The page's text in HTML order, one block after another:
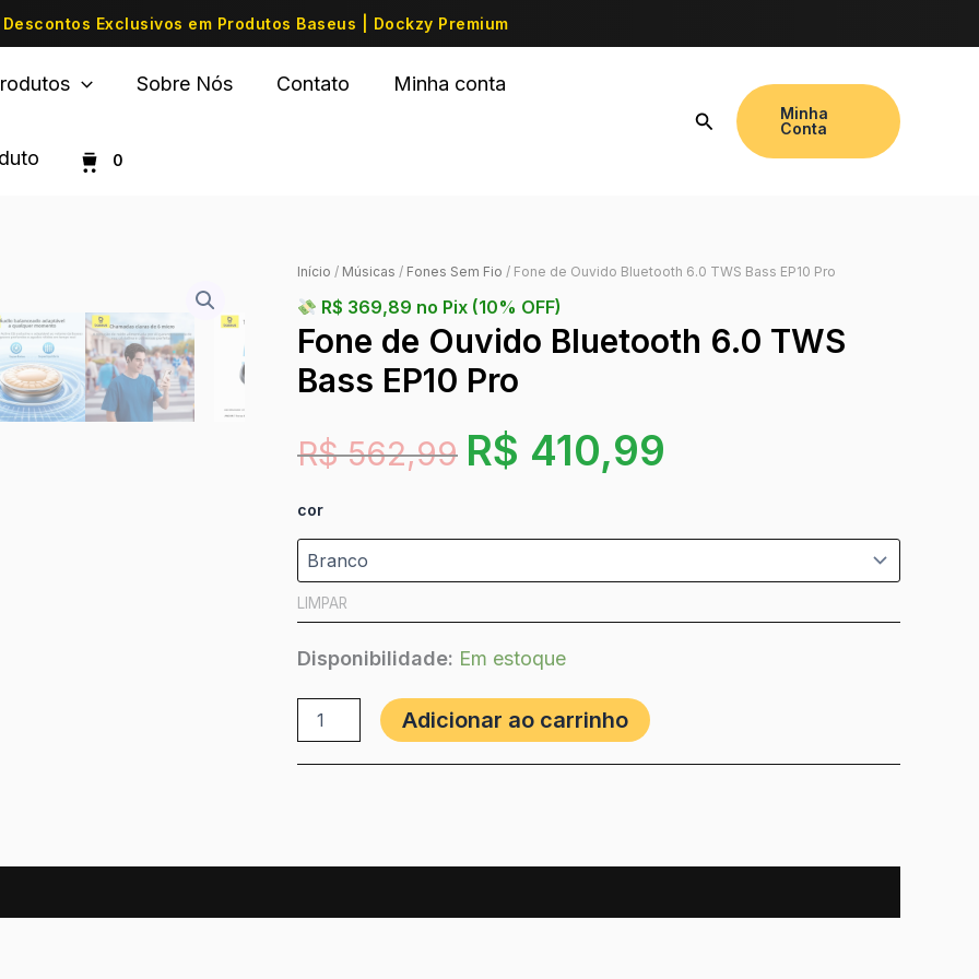
Descontos Exclusivos em Produtos Baseus | Dockzy Premium
Sobre Nós Contato Minha conta
0
Minha
Conta
Início / Músicas / Fones Sem Fio / Fone de Ouvido Bluetooth 6.0 TWS Bass EP10 Pro
R$ 369,89 no Pix (10% OFF)
Fone de Ouvido Bluetooth 6.0 TWS
Bass EP10 Pro
R$562,99 R$ 410,99
cor
LIMPAR
Disponibilidade: Em estoque
Adicionar ao carrinho